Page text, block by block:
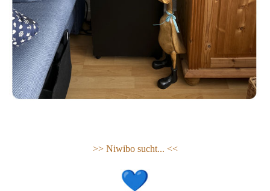
>> Niwibo sucht... <<